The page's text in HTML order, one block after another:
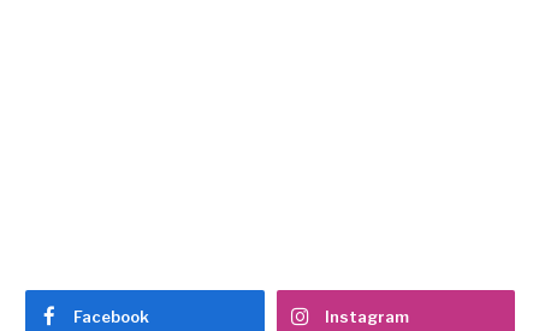
Facebook Instagram